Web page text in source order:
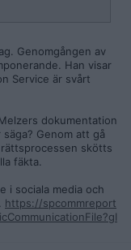
Melzers senaste
att de fått hans
eller svara på
no further
besvarar på detta
Genomgången av
Han visar
Service är svårt
dokumentation
Genom att gå
skötts
fäkta.
i sociala media och
https://spcommreport